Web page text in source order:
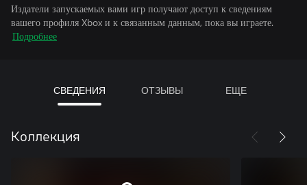
Издатели запускаемых вами игр получают доступ к сведениям
вашего профиля Xbox и к связанным данным, пока вы играете.
Подробнее
СВЕДЕНИЯ ОТЗЫВЫ ЕЩЕ
Коллекция